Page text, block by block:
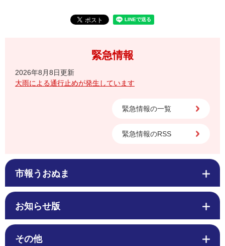
緊急情報
2026年8月8日更新
大雨による通行止めが発生しています
緊急情報の一覧
緊急情報のRSS
市報うおぬま
お知らせ版
その他